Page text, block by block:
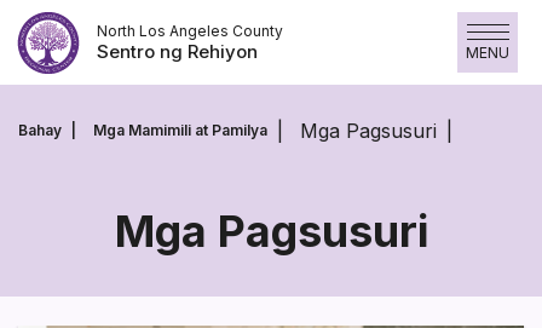
Laktawan
ang
nilalaman
North Los Angeles County
Sentro ng Rehiyon MENU
Bahay Mga Mamimili at Pamilya Mga Pagsusuri
Mga Pagsusuri
Mga
Pagsusuri